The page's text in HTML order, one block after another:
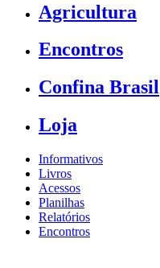
Agricultura
Encontros
Confina Brasil
Loja
Informativos
Livros
Acessos
Planilhas
Relatórios
Encontros